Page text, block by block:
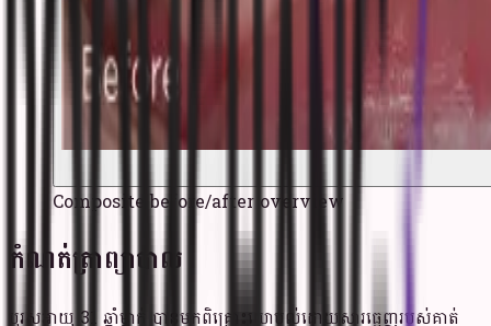
Composite before/after overview
កំណត់ត្រាព្យាបាល
បុរសអាយុ 31 ឆ្នាំម្នាក់ បានមកពិគ្រោះយោបល់ដោយសារធ្មេញរបស់គាត់